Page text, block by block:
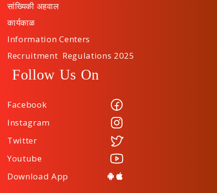
सांख्यिकी अहवाल
कार्यकाळ
Information Centers
Recruitment Regulations 2025
Follow Us On
Facebook
Instagram
Twitter
Youtube
Download App